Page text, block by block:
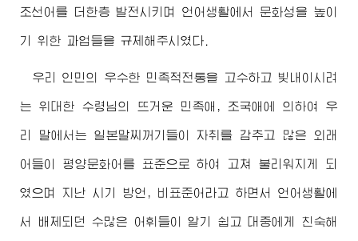
조선어를 더한층 발전시키며 언어생활에서 문화성을 높이
기 위한 과업들을 규제해주시였다.
우리 인민의 우수한 민족적전통을 고수하고 빛내이시려
는 위대한 수령님 의 뜨거운 민족애, 조국애에 의하여 우
리 말에서는 일본말찌꺼기들이 자취를 감추고 많은 외래
어들이 평양문화어를 표준으로 하여 고쳐 불리워지게 되
였으며 지난 시기 방언, 비표준어라고 하면서 언어생활에
서 배제되던 수많은 어휘들이 알기 쉽고 대중에게 친숙해